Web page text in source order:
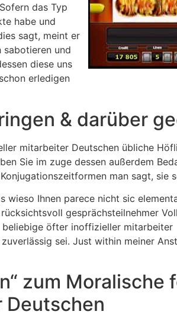
das Typ
habe und
sagt, meint er
sabotieren und
diese uns
erledigen
& darüber
mitarbeiter Deutschen übliche
Sie im zuge dessen außerdem
man sagt, sie
wieso Ihnen parece nicht sic
gesprächsteilnehmer
öfter inoffizieller mitarbeiter
sei. Just within meiner
zum